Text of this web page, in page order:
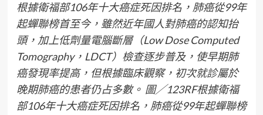
根據衛福部106年十大癌症死因排名，肺癌從99年
起蟬聯榜首至今，雖然近年國人對肺癌的認知抬
頭，加上低劑量電腦斷層（Low Dose Computed
Tomography，LDCT）檢查逐步普及，使早期肺
癌發現率提高，但根據臨床觀察，初次就診屬於
晚期肺癌的患者仍占多數。 圖╱123RF根據衛福
部106年十大癌症死因排名，肺癌從99年起蟬聯榜